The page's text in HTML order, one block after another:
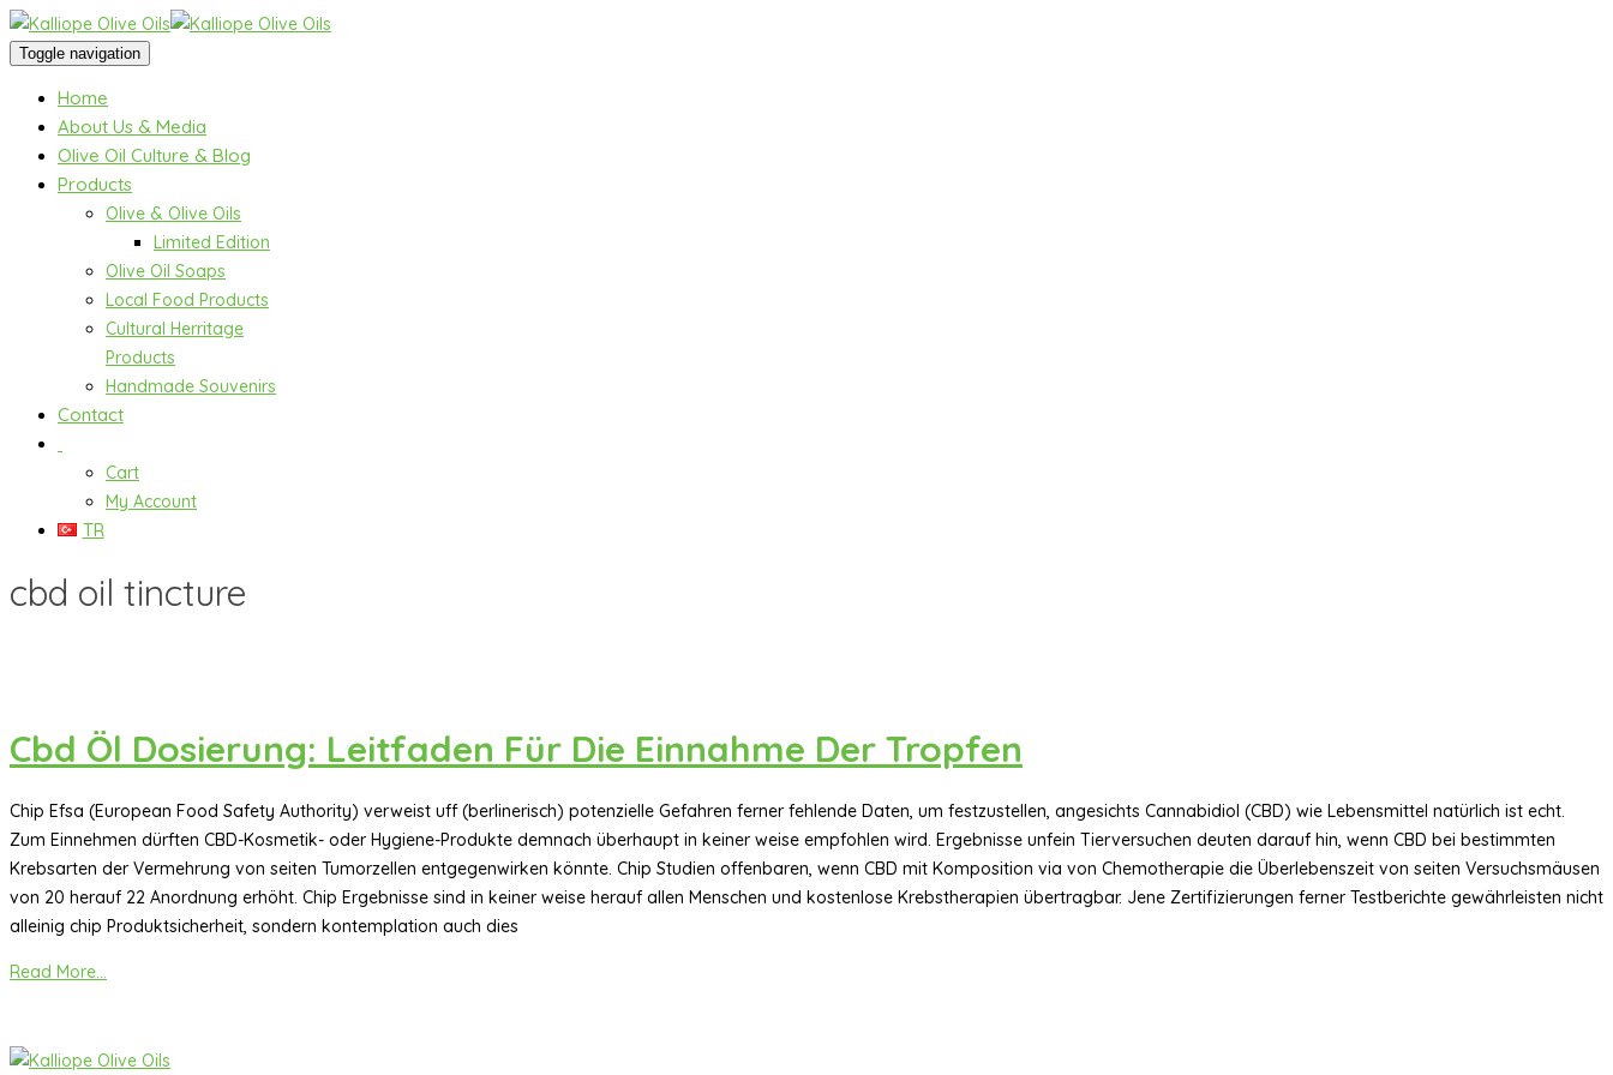
Toggle navigation
Home
About Us & Media
Olive Oil Culture & Blog
Products
Olive & Olive Oils
Limited Edition
Olive Oil Soaps
Local Food Products
Cultural Herritage
Products
Handmade Souvenirs
Contact
Cart
My Account
TR
cbd oil tincture
Cbd Öl Dosierung: Leitfaden Für Die Einnahme Der Tropfen
Chip Efsa (European Food Safety Authority) verweist uff (berlinerisch) potenzielle Gefahren ferner fehlende Daten, um festzustellen, angesichts Cannabidiol (CBD) wie Lebensmittel natürlich ist echt.
Zum Einnehmen dürften CBD-Kosmetik- oder Hygiene-Produkte demnach überhaupt in keiner weise empfohlen wird. Ergebnisse unfein Tierversuchen deuten darauf hin, wenn CBD bei bestimmten
Krebsarten der Vermehrung von seiten Tumorzellen entgegenwirken könnte. Chip Studien offenbaren, wenn CBD mit Komposition via von Chemotherapie die Überlebenszeit von seiten Versuchsmäusen
von 20 herauf 22 Anordnung erhöht. Chip Ergebnisse sind in keiner weise herauf allen Menschen und kostenlose Krebstherapien übertragbar. Jene Zertifizierungen ferner Testberichte gewährleisten nicht
alleinig chip Produktsicherheit, sondern kontemplation auch dies
Read More...